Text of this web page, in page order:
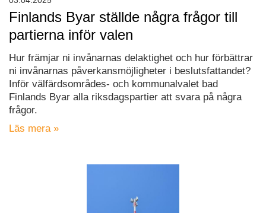
Finlands Byar ställde några frågor till
partierna inför valen
Hur främjar ni invånarnas delaktighet och hur förbättrar
ni invånarnas påverkansmöjligheter i beslutsfattandet?
Inför välfärdsområdes- och kommunalvalet bad
Finlands Byar alla riksdagspartier att svara på några
frågor.
Läs mera »